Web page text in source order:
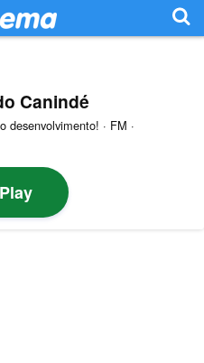
Canindé
desenvolvimento! · FM ·
Play